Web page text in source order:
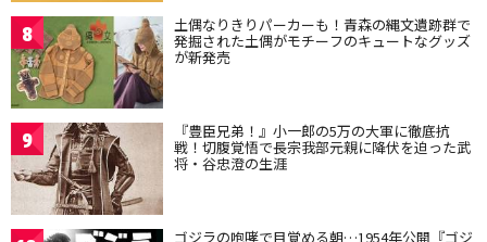
8 土偶なりきりパーカーも！青森の縄文遺跡群で
発掘された土偶がモチーフのキュートなグッズ
が新発売
9 『豊臣兄弟！』小一郎の5万の大軍に徹底抗
戦！切腹覚悟で長宗我部元親に降伏を迫った武
将・谷忠澄の生涯
ゴジラの咆哮で目覚める朝…1954年公開『ゴジ